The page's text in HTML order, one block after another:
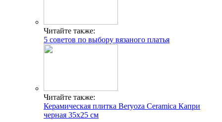
Читайте также:
5 советов по выбору вязаного платья
Читайте также:
Керамическая плитка Beryoza Ceramica Капри
черная 35х25 см